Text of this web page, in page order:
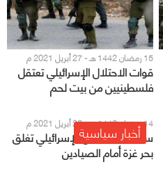
15 رمضان 1442 هـ - 27 أبريل 2021 م
قوات الاحتلال الإسرائيلي تعتقل
فلسطينيين من بيت لحم
أخبار سياسية14 رمضان 1442 هـ - 26 أبريل 2021 م
سلطات الاحتلال الإسرائيلي تغلق
بحر غزة أمام الصيادين
الفلسطينيين